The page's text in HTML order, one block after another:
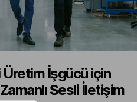
Üretim İşgücü için
Sesli İletişim